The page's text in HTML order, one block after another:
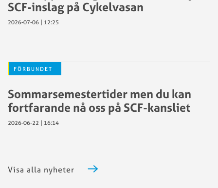
SCF-inslag på Cykelvasan
2026-07-06 | 12:25
FÖRBUNDET
Sommarsemestertider men du kan
fortfarande nå oss på SCF-kansliet
2026-06-22 | 16:14
Visa alla nyheter